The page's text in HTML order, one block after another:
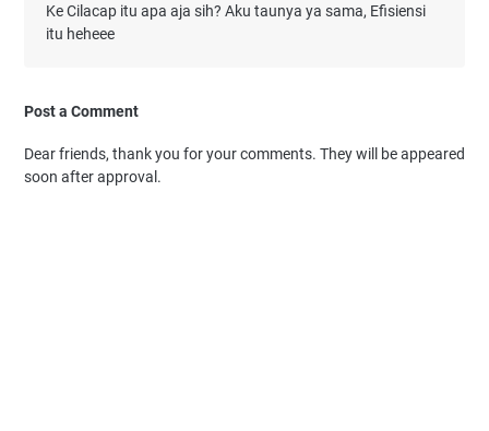
Ke Cilacap itu apa aja sih? Aku taunya ya sama, Efisiensi
itu heheee
Post a Comment
Dear friends, thank you for your comments. They will be appeared
soon after approval.